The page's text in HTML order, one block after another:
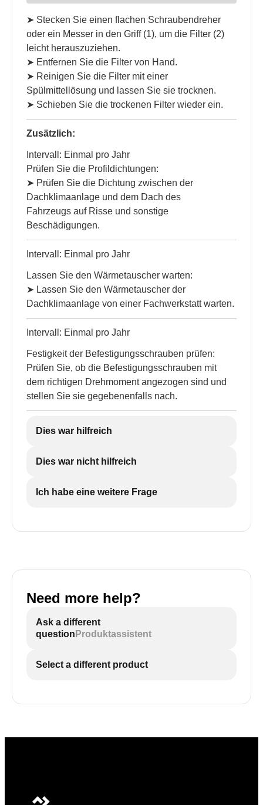
➤ Stecken Sie einen flachen Schraubendreher
oder ein Messer in den Griff (1), um die Filter (2)
leicht herauszuziehen.
➤ Entfernen Sie die Filter von Hand.
➤ Reinigen Sie die Filter mit einer
Spülmittellösung und lassen Sie sie trocknen.
➤ Schieben Sie die trockenen Filter wieder ein.
Zusätzlich:
Intervall: Einmal pro Jahr
Prüfen Sie die Profildichtungen:
➤ Prüfen Sie die Dichtung zwischen der
Dachklimaanlage und dem Dach des
Fahrzeugs auf Risse und sonstige
Beschädigungen.
Intervall: Einmal pro Jahr
Lassen Sie den Wärmetauscher warten:
➤ Lassen Sie den Wärmetauscher der
Dachklimaanlage von einer Fachwerkstatt warten.
Intervall: Einmal pro Jahr
Festigkeit der Befestigungsschrauben prüfen:
Prüfen Sie, ob die Befestigungsschrauben mit
dem richtigen Drehmoment angezogen sind und
stellen Sie sie gegebenenfalls nach.
Dies war hilfreich
Dies war nicht hilfreich
Ich habe eine weitere Frage
Need more help?
Ask a different
question Produktassistent
Select a different product